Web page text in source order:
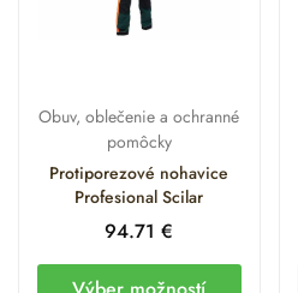
Obuv, oblečenie a ochranné
pomôcky
Protiporezové nohavice
Profesional Scilar
94.71€